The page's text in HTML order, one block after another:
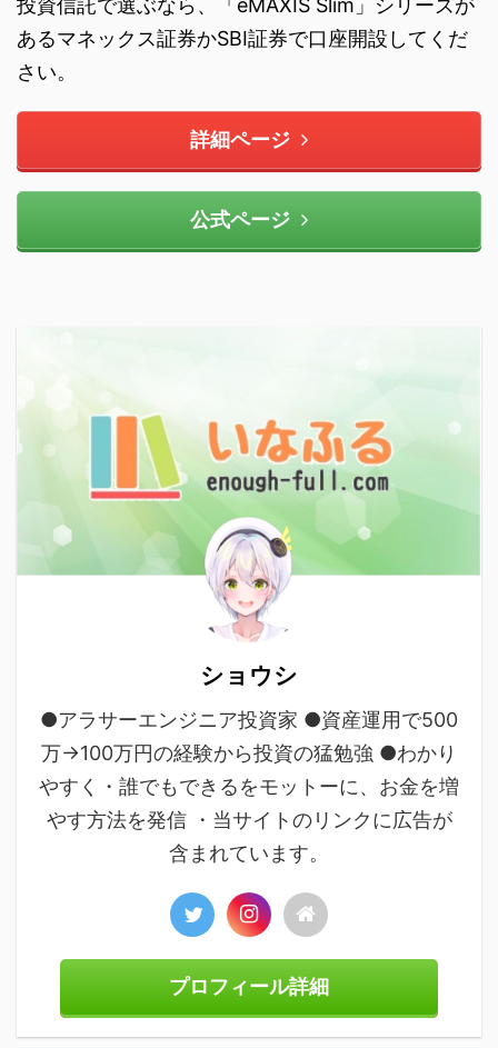
投資信託で選ぶなら、「eMAXIS Slim」シリーズが
あるマネックス証券かSBI証券で口座開設してくだ
さい。
詳細ページ
公式ページ
ショウシ
●アラサーエンジニア投資家 ●資産運用で500
万→100万円の経験から投資の猛勉強 ●わかり
やすく・誰でもできるをモットーに、お金を増
やす方法を発信 ・当サイトのリンクに広告が
含まれています。
プロフィール詳細